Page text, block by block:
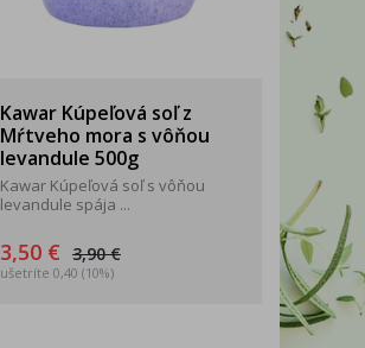
Kawar Kúpeľová soľ z
Mŕtveho mora s vôňou
levandule 500g
Kawar Kúpeľová soľ s vôňou
levandule spája ...
3,50 € 3,90 €
ušetríte 0,40 (10%)